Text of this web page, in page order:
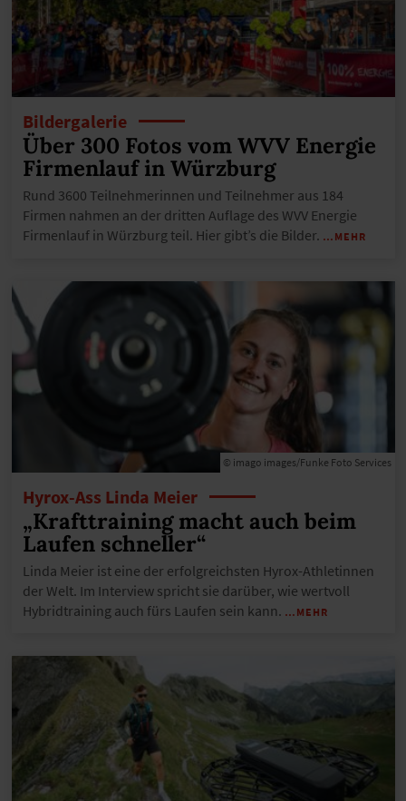
Bildergalerie
Über 300 Fotos vom WVV Energie
Firmenlauf in Würzburg
Rund 3600 Teilnehmerinnen und Teilnehmer aus 184
Firmen nahmen an der dritten Auflage des WVV Energie
Firmenlauf in Würzburg teil. Hier gibt’s die Bilder. …MEHR
© imago images/Funke Foto Services
Hyrox-Ass Linda Meier
„Krafttraining macht auch beim
Laufen schneller“
Linda Meier ist eine der erfolgreichsten Hyrox-Athletinnen
der Welt. Im Interview spricht sie darüber, wie wertvoll
Hybridtraining auch fürs Laufen sein kann. …MEHR